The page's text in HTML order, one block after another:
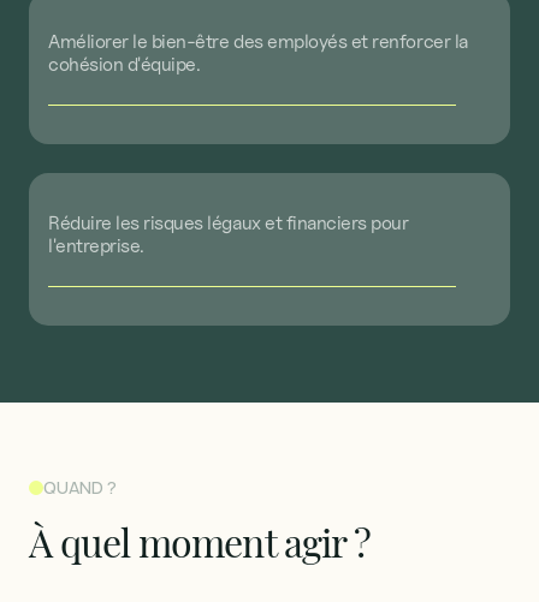
Améliorer le bien-être desemployéset renforcer la
cohésion d'équipe.
Réduire les risques légauxet financiers pour
l'entreprise.
QUAND ?
Àquel momentagir?